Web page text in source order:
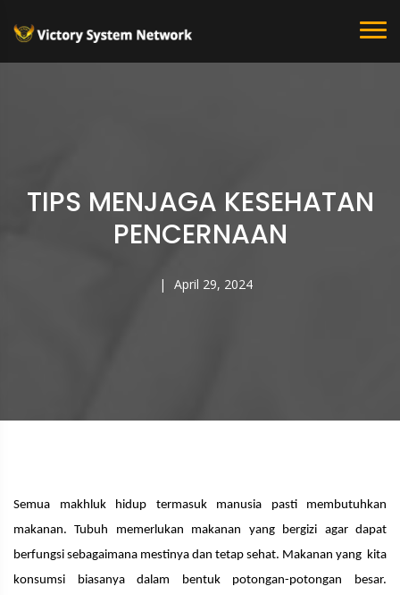
TIPS MENJAGA KESEHATAN
PENCERNAAN
April 29, 2024
Semua makhluk hidup termasuk manusia pasti membutuhkan
makanan. Tubuh memerlukan makanan yang bergizi agar dapat
berfungsi sebagaimana mestinya dan tetap sehat. Makanan yang kita
konsumsi biasanya dalam bentuk potongan-potongan besar.